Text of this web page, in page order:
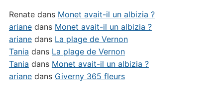
Renatedans Monet avait-il un albizia ?
arianedans Monet avait-il un albizia ?
arianedans La plage de Vernon
Tania dans La plage de Vernon
Tania dans Monet avait-il un albizia ?
arianedans Giverny 365 fleurs